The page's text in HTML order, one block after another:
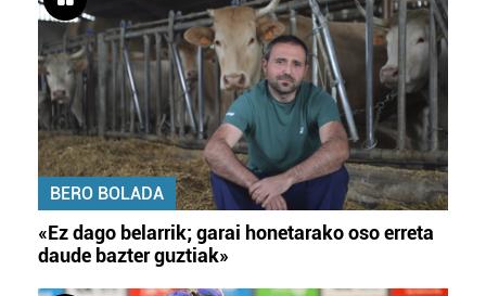
BERO BOLADA
«Ez dago belarrik; garai honetarako oso erreta
daude bazter guztiak»